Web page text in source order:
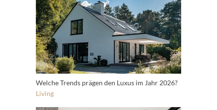
Welche Trends prägen den Luxus im Jahr 2026?
Living